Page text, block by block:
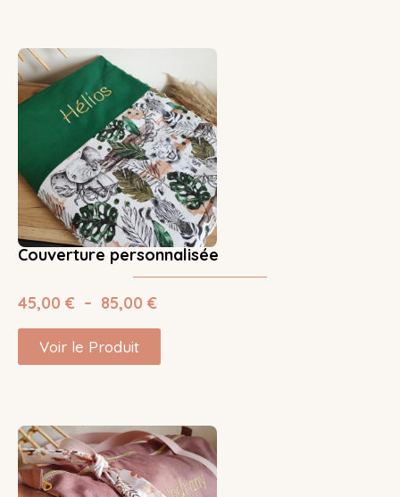
Couverture personnalisée
45,00 € – 85,00 €
Voir le Produit